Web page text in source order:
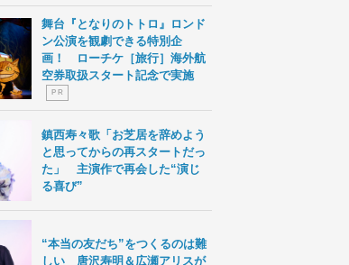
舞台『となりのトトロ』ロンド
ン公演を観劇できる特別企
画！ ローチケ［旅行］海外航
空券取扱スタート記念で実施
P R
鎮西寿々歌「お芝居を辞めよう
と思ってからの再スタートだっ
た」 主演作で再会した“演じ
る喜び”
“本当の友だち”をつくるのは難
しい 唐沢寿明＆広瀬アリスが